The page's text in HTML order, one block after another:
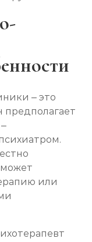
– это
предполагает
или